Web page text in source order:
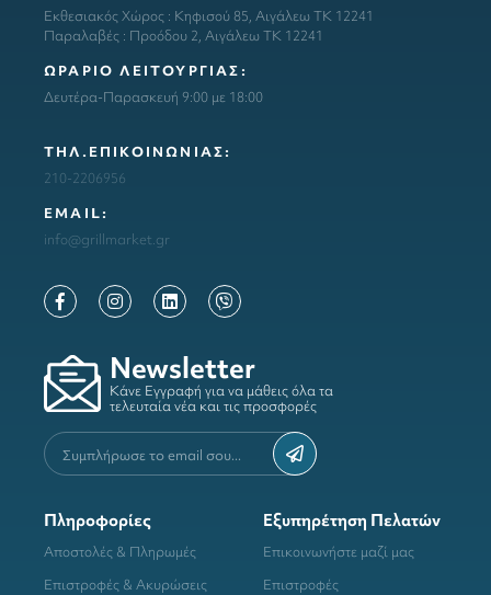
Εκθεσιακός Χώρος : Κηφισού 85, Αιγάλεω ΤΚ 12241
Παραλαβές : Προόδου 2, Αιγάλεω ΤΚ 12241
ΩΡΑΡΙΟ ΛΕΙΤΟΥΡΓΙΑΣ:
Δευτέρα-Παρασκευή 9:00 με 18:00
ΤΗΛ.ΕΠΙΚΟΙΝΩΝΙΑΣ:
210-2206956
ΕΜΑΙL:
info@grillmarket.gr
Newsletter
Κάνε Εγγραφή για να μάθεις όλα τα
τελευταία νέα και τις προσφορές
Πληροφορίες
Αποστολές & Πληρωμές
Επιστροφές & Ακυρώσεις
Εξυπηρέτηση Πελατών
Επικοινωνήστε μαζί μας
Επιστροφές